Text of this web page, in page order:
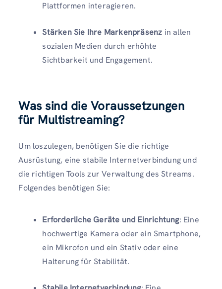
Plattformen interagieren.
Stärken Sie Ihre Markenpräsenz in allen
sozialen Medien durch erhöhte
Sichtbarkeit und Engagement.
Was sind die Voraussetzungen
für Multistreaming?
Um loszulegen, benötigen Sie die richtige
Ausrüstung, eine stabile Internetverbindung und
die richtigen Tools zur Verwaltung des Streams.
Folgendes benötigen Sie:
Erforderliche Geräte und Einrichtung: Eine
hochwertige Kamera oder ein Smartphone,
ein Mikrofon und ein Stativ oder eine
Halterung für Stabilität.